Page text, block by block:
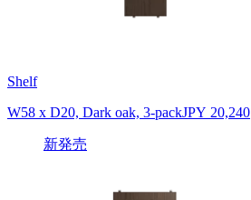
Shelf
W58 x D20, Dark oak, 3-packJPY 20,240
新発売